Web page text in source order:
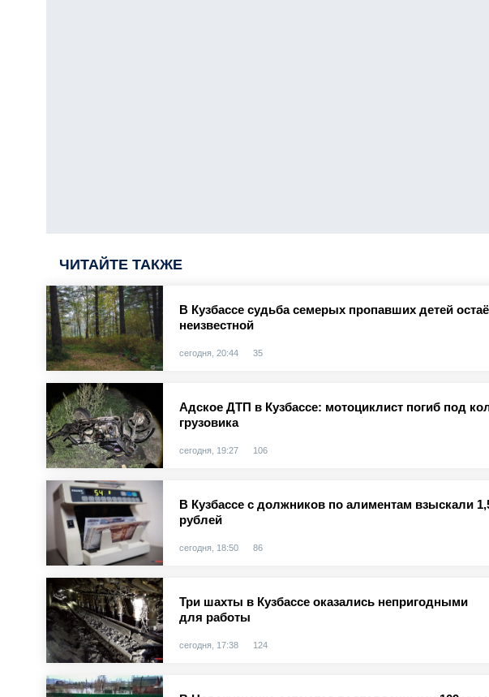
ЧИТАЙТЕ ТАКЖЕ
В Кузбассе судьба семерых пропавших детей
неизвестной
сегодня, 20:44 35
Адское ДТП в Кузбассе: мотоциклист погиб под
грузовика
сегодня, 19:27 106
В Кузбассе с должников по алиментам взыскали
рублей
сегодня, 18:50 86
Три шахты в Кузбассе оказались непригодными
для работы
сегодня, 17:38 124